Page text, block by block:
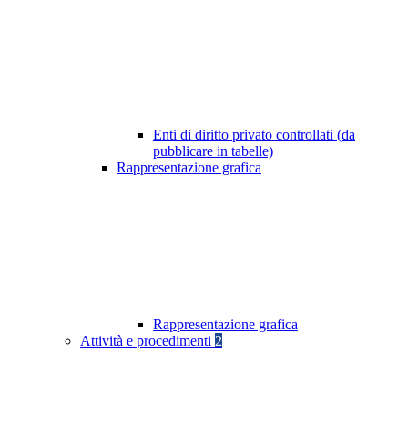
Enti di diritto privato controllati (da
pubblicare in tabelle)
Rappresentazione grafica
Rappresentazione grafica
Attività e procedimenti 2